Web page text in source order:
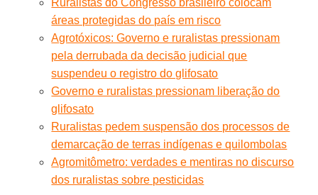
áreas protegidas do país em risco
Agrotóxicos: Governo e ruralistas pressionam
pela derrubada da decisão judicial que
suspendeu o registro do glifosato
Governo e ruralistas pressionam liberação do
glifosato
Ruralistas pedem suspensão dos processos de
demarcação de terras indígenas e quilombolas
Agromitômetro: verdades e mentiras no discurso
dos ruralistas sobre pesticidas